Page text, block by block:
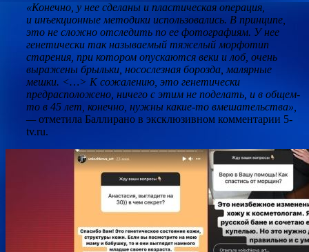
«Конечно, у нее сделаны и пластическая операция,
и инъекционные методики использовались. В принципе,
это не сложно отследить по ее фотографиям. У нее
генетически так называемый тяжелый морфотип
старения, при котором опускаются веки и лоб, очень
выражены брыльки, носослезная борозда, малярные
мешки. <…> К сожалению, это генетически
предрасположено, ничего с этим не поделать, и в общем-
то в 45 лет, конечно, нужны какие-то вмешательства»,
—отметила Баллирано в эксклюзивном комментарии 5-
tv.ru.